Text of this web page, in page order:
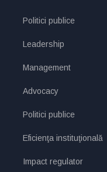
Politici publice
Leadership
Management
Advocacy
Politici publice
Eficienţa instituţională
Impact regulator